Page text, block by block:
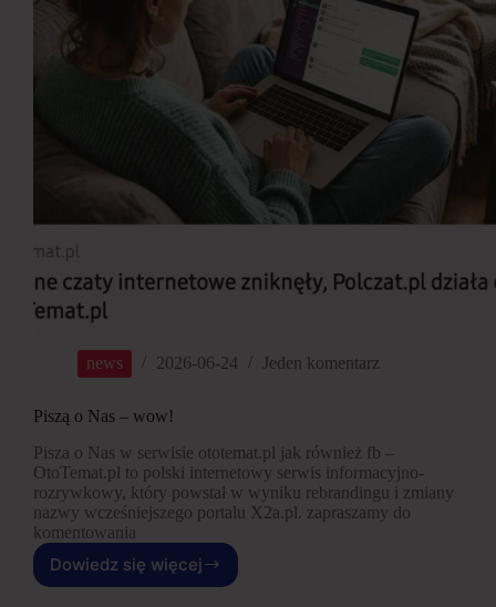
news 2026-06-24 Jeden komentarz
Piszą o Nas – wow!
Pisza o Nas w serwisie ototemat.pl jak również fb –
OtoTemat.pl to polski internetowy serwis informacyjno-
rozrywkowy, który powstał w wyniku rebrandingu i zmiany
nazwy wcześniejszego portalu X2a.pl. zapraszamy do
komentowania
Dowiedz się więcej
Piszą
o